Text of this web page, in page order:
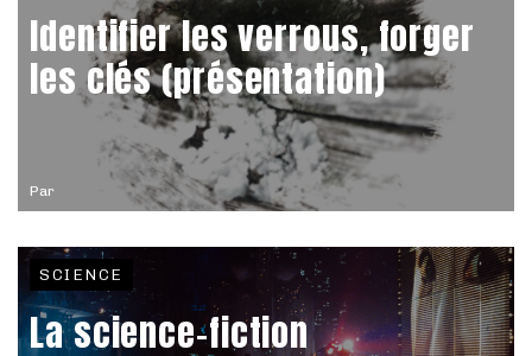
Par
Identifier les verrous, forger
les clés (présentation)
SCIENCE
La science-fiction